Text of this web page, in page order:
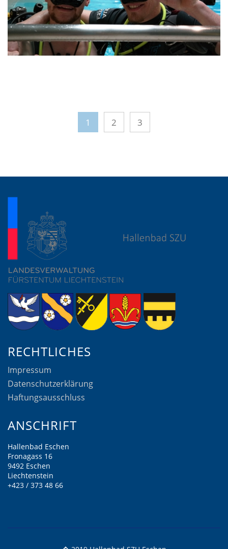
1 2 3
RECHTLICHES
Impressum
Datenschutzerklärung
Haftungsausschluss
ANSCHRIFT
Hallenbad Eschen
Fronagass 16
9492 Eschen
Liechtenstein
+423 / 373 48 66